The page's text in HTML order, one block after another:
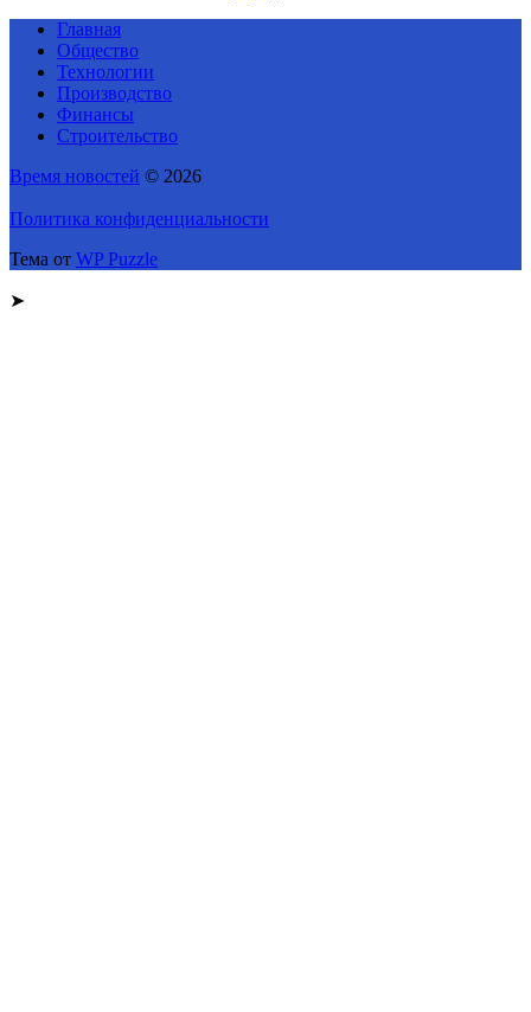
Главная
Общество
Технологии
Производство
Финансы
Строительство
Время новостей © 2026
Политика конфиденциальности
Тема от WP Puzzle
➤